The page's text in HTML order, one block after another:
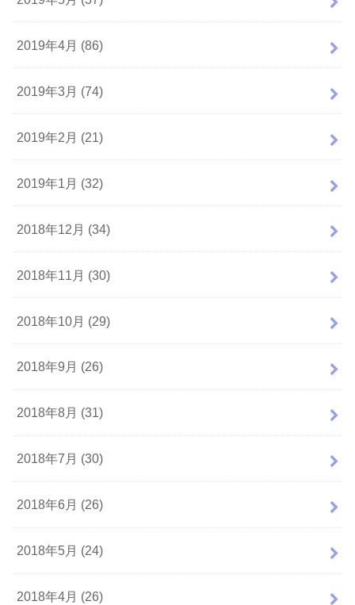
2019年4月 (86)
2019年3月 (74)
2019年2月 (21)
2019年1月 (32)
2018年12月 (34)
2018年11月 (30)
2018年10月 (29)
2018年9月 (26)
2018年8月 (31)
2018年7月 (30)
2018年6月 (26)
2018年5月 (24)
2018年4月 (26)